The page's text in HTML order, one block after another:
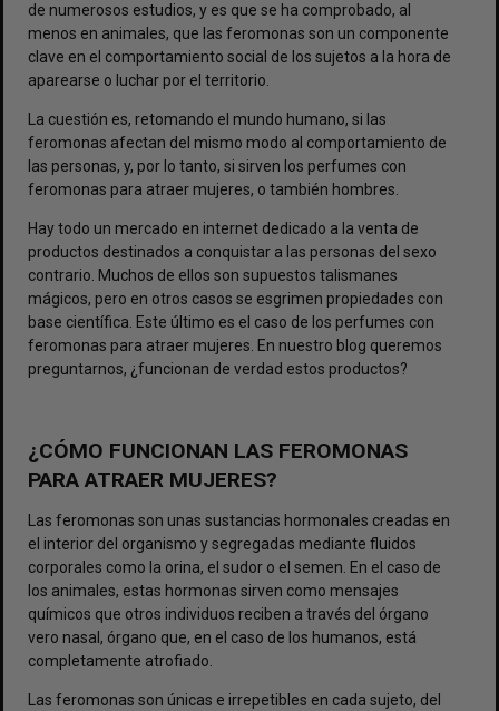
de numerosos estudios, y es que se ha comprobado, al
menos en animales, que las feromonas son un componente
clave en el comportamiento social de los sujetos a la hora de
aparearse o luchar por el territorio.
La cuestión es, retomando el mundo humano, si las
feromonas afectan del mismo modo al comportamiento de
las personas, y, por lo tanto, si sirven los perfumes con
feromonas para atraer mujeres, o también hombres.
Hay todo un mercado en internet dedicado a la venta de
productos destinados a conquistar a las personas del sexo
contrario. Muchos de ellos son supuestos talismanes
mágicos, pero en otros casos se esgrimen propiedades con
base científica. Este último es el caso de los perfumes con
feromonas para atraer mujeres. En nuestro blog queremos
preguntarnos, ¿funcionan de verdad estos productos?
¿CÓMO FUNCIONAN LAS FEROMONAS
PARA ATRAER MUJERES?
Las feromonas son unas sustancias hormonales creadas en
el interior del organismo y segregadas mediante fluidos
corporales como la orina, el sudor o el semen. En el caso de
los animales, estas hormonas sirven como mensajes
químicos que otros individuos reciben a través del órgano
vero nasal, órgano que, en el caso de los humanos, está
completamente atrofiado.
Las feromonas son únicas e irrepetibles en cada sujeto, del